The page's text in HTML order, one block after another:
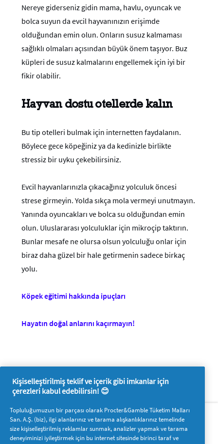
Nereye giderseniz gidin mama, havlu, oyuncak ve
bolca suyun da evcil hayvanınızın erişimde
olduğundan emin olun. Onların susuz kalmaması
sağlıklı olmaları açısından büyük önem taşıyor. Buz
küpleri de susuz kalmalarını engellemek için iyi bir
fikir olabilir.
Hayvan dostu otellerde kalın
Bu tip otelleri bulmak için internetten faydalanın.
Böylece gece köpeğiniz ya da kedinizle birlikte
stressiz bir uyku çekebilirsiniz.
Evcil hayvanlarınızla çıkacağınız yolculuk öncesi
strese girmeyin. Yolda sıkça mola vermeyi unutmayın.
Yanında oyuncakları ve bolca su olduğundan emin
olun. Uluslararası yolculuklar için mikroçip taktırın.
Bunlar mesafe ne olursa olsun yolculuğu onlar için
biraz daha güzel bir hale getirmenin sadece birkaç
yolu.
Köpek eğitimi hakkında ipuçları
Hayatın doğal anlarını kaçırmayın!
Hakkımızda
P&G'ye ulaşın
Pg.com.tr’yi ziyaret edin
Kişiselleştirilmiş teklif ve içerik gibi imkanlar için
çerezleri kabul edebilirsin! 😊
Topluluğumuzun bir parçası olarak Procter&Gamble Tüketim Malları
San. A.Ş. (biz), ilgi alanlarınız ve tarama alışkanlıklarınız temelinde
size kişiselleştirilmiş reklamlar sunmak, analizler yapmak ve tarama
deneyiminizi iyileştirmek için bu internet sitesinde birinci taraf ve